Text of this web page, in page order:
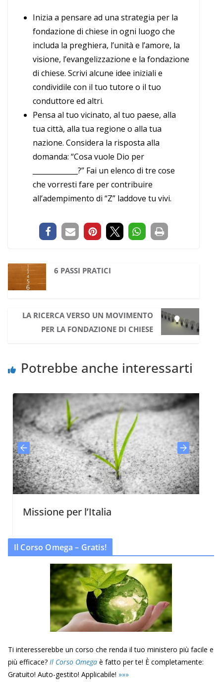
Inizia a pensare ad una strategia per la
fondazione di chiese in ogni luogo che
includa la preghiera, l’unità e l’amore, la
visione, l’evangelizzazione e la fondazione
di chiese. Scrivi alcune idee iniziali e
condividile con il tuo tutore o il tuo
conduttore ed altri.
Pensa al tuo vicinato, al tuo paese, alla
tua città, alla tua regione o alla tua
nazione. Considera la risposta alla
domanda: “Cosa vuole Dio per
_____________?” Fai un elenco di tre cose
che vorresti fare per contribuire
all’adempimento di “Z” laddove tu vivi.
6 PASSI PRATICI
LA RICERCA VERSO UN MOVIMENTO
PER LA FONDAZIONE DI CHIESE
Potrebbe anche interessarti
Missione per l’Italia
Il Corso Omega – Gratis!
Ti interesserebbe un corso che renda il tuo ministero più facile e
più efficace? Il Corso Omega è fatto per te! È completamente:
Gratuito! Auto-gestito! Applicabile! »»»